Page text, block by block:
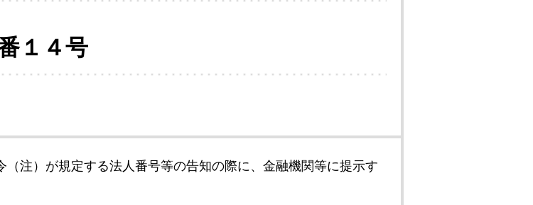
１４号
注）が規定する法人番号等の告知の際に、金融機関等に提示す